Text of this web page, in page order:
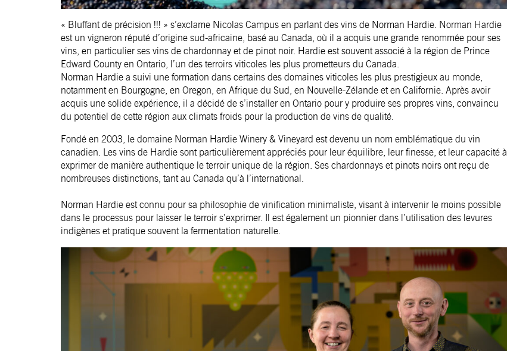
« Bluffant de précision !!! » s’exclame Nicolas Campus en parlant des vins de Norman Hardie Norman Hardie
est un vigneron réputé d’origine sud-africaine, basé au Canada, où il a acquis une grande renommée pour ses
vins, en particulier ses vins de chardonnay et de pinot noir. Hardie est souvent associé à la région de Prince
Edward County en Ontario, l’un des terroirs viticoles les plus prometteurs du Canada.
Norman Hardie a suivi une formation dans certains des domaines viticoles les plus prestigieux au monde,
notamment en Bourgogne, en Oregon, en Afrique du Sud, en Nouvelle-Zélande et en Californie. Après avoir
acquis une solide expérience, il a décidé de s’installer en Ontario pour y produire ses propres vins, convaincu
du potentiel de cette région aux climats froids pour la production de vins de qualité.
Fondé en 2003, le domaine Norman Hardie Winery & Vineyard est devenu un nom emblématique du vin
canadien. Les vins de Hardie sont particulièrement appréciés pour leur équilibre, leur finesse, et leur capacité à
exprimer de manière authentique le terroir unique de la région. Ses chardonnays et pinots noirs ont reçu de
nombreuses distinctions, tant au Canada qu’à l’international.
Norman Hardie est connu pour sa philosophie de vinification minimaliste, visant à intervenir le moins possible
dans le processus pour laisser le terroir s’exprimer. Il est également un pionnier dans l’utilisation des levures
indigènes et pratique souvent la fermentation naturelle.